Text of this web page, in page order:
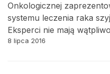
Onkologicznej
systemu leczenia raka
Eksperci nie mają
8 lipca 2016